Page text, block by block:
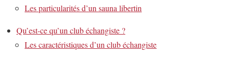
Les particularités d’un sauna libertin
Qu’est-ce qu’un club échangiste ?
Les caractéristiques d’un club échangiste